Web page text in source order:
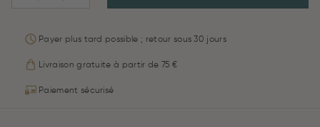
Payer plus tard possible ; retour sous 30 jours
Livraison gratuite à partir de 75 €
Paiement sécurisé